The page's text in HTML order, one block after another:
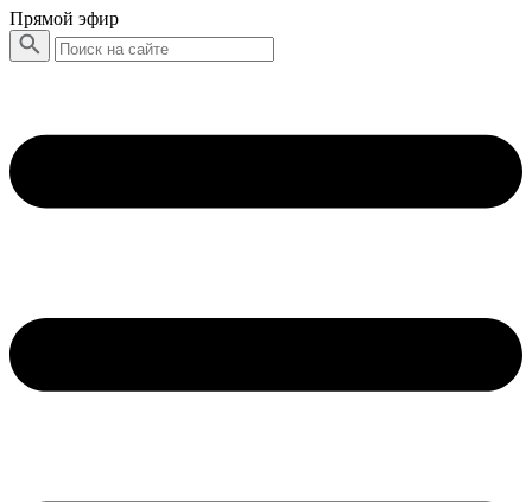
Прямой эфир